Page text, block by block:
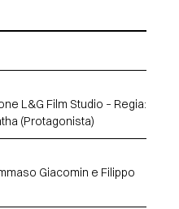
L&G Film Studio – Regia:
(Protagonista)
Giacomin e Filippo